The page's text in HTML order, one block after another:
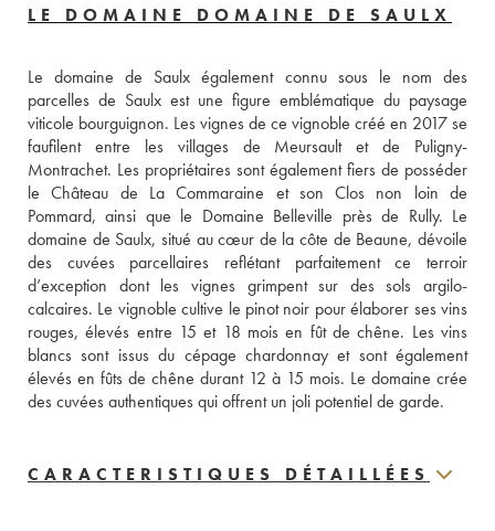
LE DOMAINE DOMAINE DE SAULX
Le domaine de Saulx également connu sous le nom des
parcelles de Saulx est une figure emblématique du paysage
viticole bourguignon. Les vignes de ce vignoble créé en 2017 se
faufilent entre les villages de Meursault et de Puligny-
Montrachet. Les propriétaires sont également fiers de posséder
le Château de La Commaraine et son Clos non loin de
Pommard, ainsi que le Domaine Belleville près de Rully. Le
domaine de Saulx, situé au cœur de la côte de Beaune, dévoile
des cuvées parcellaires reflétant parfaitement ce terroir
d’exception dont les vignes grimpent sur des sols argilo-
calcaires. Le vignoble cultive le pinot noir pour élaborer ses vins
rouges, élevés entre 15 et 18 mois en fût de chêne. Les vins
blancs sont issus du cépage chardonnay et sont également
élevés en fûts de chêne durant 12 à 15 mois. Le domaine crée
des cuvées authentiques qui offrent un joli potentiel de garde.
CARACTERISTIQUES DÉTAILLÉES